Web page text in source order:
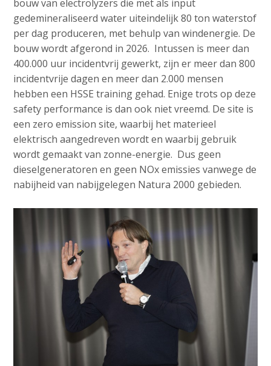
bouw van electrolyzers die met als input
gedemineraliseerd water uiteindelijk 80 ton waterstof
per dag produceren, met behulp van windenergie. De
bouw wordt afgerond in 2026. Intussen is meer dan
400.000 uur incidentvrij gewerkt, zijn er meer dan 800
incidentvrije dagen en meer dan 2.000 mensen
hebben een HSSE training gehad. Enige trots op deze
safety performance is dan ook niet vreemd. De site is
een zero emission site, waarbij het materieel
elektrisch aangedreven wordt en waarbij gebruik
wordt gemaakt van zonne-energie. Dus geen
dieselgeneratoren en geen NOx emissies vanwege de
nabijheid van nabijgelegen Natura 2000 gebieden.